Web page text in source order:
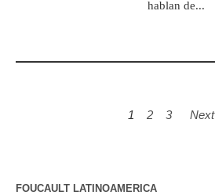
hablan de...
1 2 3 Next
FOUCAULT LATINOAMERICA